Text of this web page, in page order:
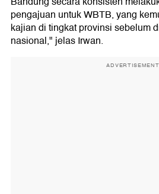
pengajuan untuk WBTB, yang
kajian di tingkat provinsi sebelum
nasional," jelas Irwan.
ADVERTISEMENT